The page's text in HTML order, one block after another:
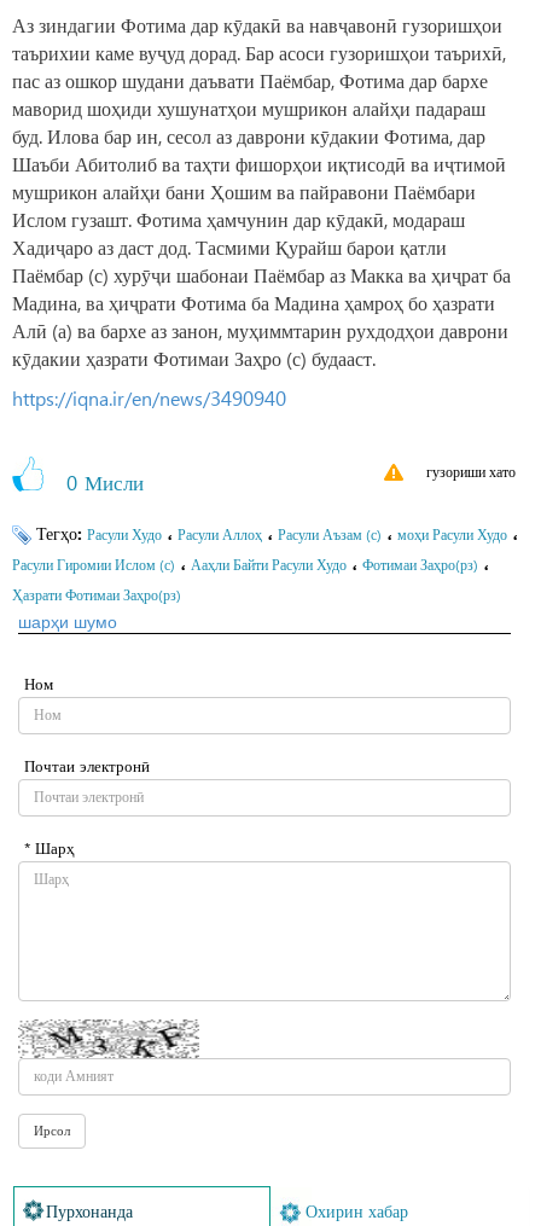
Аз зиндагии Фотима дар кӯдакӣ ва навҷавонӣ гузоришҳои
таърихии каме вуҷуд дорад. Бар асоси гузоришҳои таърихӣ,
пас аз ошкор шудани даъвати Паёмбар, Фотима дар бархе
маворид шоҳиди хушунатҳои мушрикон алайҳи падараш
буд. Илова бар ин, сесол аз даврони кӯдакии Фотима, дар
Шаъби Абитолиб ва таҳти фишорҳои иқтисодӣ ва иҷтимоӣ
мушрикон алайҳи бани Ҳошим ва пайравони Паёмбари
Ислом гузашт. Фотима ҳамчунин дар кӯдакӣ, модараш
Хадиҷаро аз даст дод. Тасмими Қурайш барои қатли
Паёмбар (с) хурӯҷи шабонаи Паёмбар аз Макка ва ҳиҷрат ба
Мадина, ва ҳиҷрати Фотима ба Мадина ҳамроҳ бо ҳазрати
Алӣ (а) ва бархе аз занон, муҳиммтарин рухдодҳои даврони
кӯдакии ҳазрати Фотимаи Заҳро (с) будааст.
https://iqna.ir/en/news/3490940
0 Мисли гузориши хато
Тегҳо: Расули Худо ، Расули Аллоҳ ، Расули Аъзам (с) ، моҳи Расули Худо ،
Расули Гиромии Ислом (с) ، Ааҳли Байти Расули Худо ، Фотимаи Заҳро(рз) ،
Ҳазрати Фотимаи Заҳро(рз)
шарҳи шумо
Ном
Почтаи электронӣ
* Шарҳ
Пурхонанда Охирин хабар